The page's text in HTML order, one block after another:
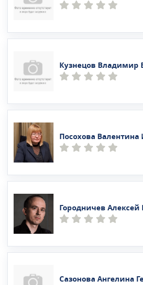
Кузнецов Владимир
Посохова Валентина
Городничев
Сазонова Ангелина